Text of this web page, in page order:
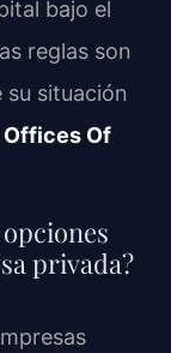
bajo el
reglas son
situación
Offices Of
privada?